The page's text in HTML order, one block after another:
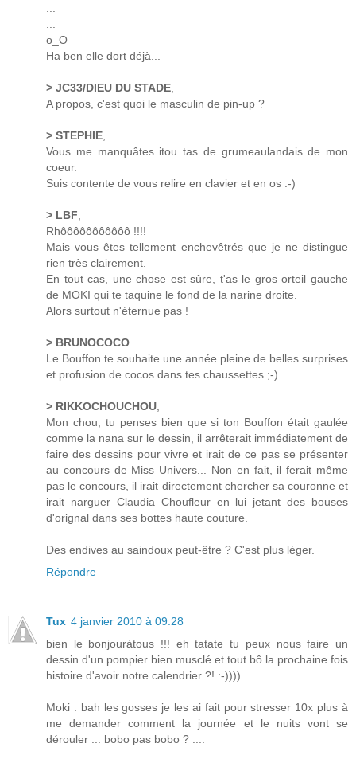
...
...
o_O
Ha ben elle dort déjà...
> JC33/DIEU DU STADE,
A propos, c'est quoi le masculin de pin-up ?
> STEPHIE,
Vous me manquâtes itou tas de grumeaulandais de mon
coeur.
Suis contente de vous relire en clavier et en os :-)
> LBF,
Rhôôôôôôôôôôô !!!!
Mais vous êtes tellement enchevêtrés que je ne distingue
rien très clairement.
En tout cas, une chose est sûre, t'as le gros orteil gauche
de MOKI qui te taquine le fond de la narine droite.
Alors surtout n'éternue pas !
> BRUNOCOCO
Le Bouffon te souhaite une année pleine de belles surprises
et profusion de cocos dans tes chaussettes ;-)
> RIKKOCHOUCHOU,
Mon chou, tu penses bien que si ton Bouffon était gaulée
comme la nana sur le dessin, il arrêterait immédiatement de
faire des dessins pour vivre et irait de ce pas se présenter
au concours de Miss Univers... Non en fait, il ferait même
pas le concours, il irait directement chercher sa couronne et
irait narguer Claudia Choufleur en lui jetant des bouses
d'orignal dans ses bottes haute couture.
Des endives au saindoux peut-être ? C'est plus léger.
Répondre
Tux 4 janvier 2010 à 09:28
bien le bonjouràtous !!! eh tatate tu peux nous faire un
dessin d'un pompier bien musclé et tout bô la prochaine fois
histoire d'avoir notre calendrier ?! :-))))
Moki : bah les gosses je les ai fait pour stresser 10x plus à
me demander comment la journée et le nuits vont se
dérouler ... bobo pas bobo ? ....